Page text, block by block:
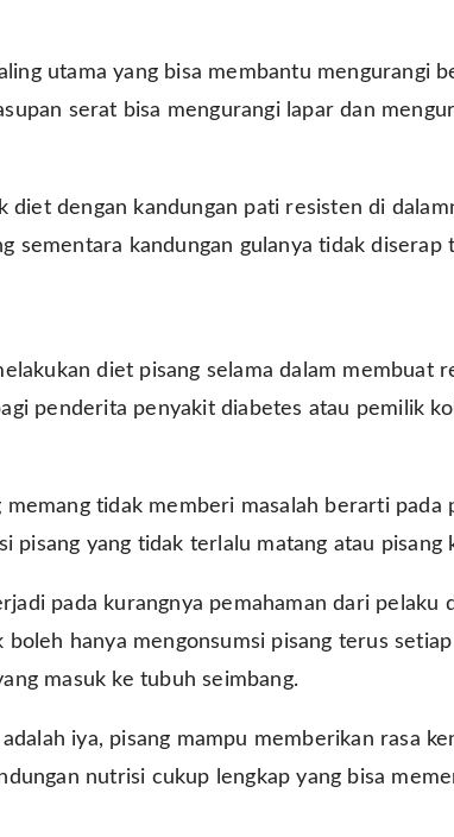
utama yang bisa membantu mengurangi
serat bisa mengurangi lapar dan
diet dengan kandungan pati resisten di
sementara kandungan gulanya tidak diserap
diet pisang selama dalam membuat
penderita penyakit diabetes atau pemilik
tidak memberi masalah berarti pada
pisang yang tidak terlalu matang atau pisang
pada kurangnya pemahaman dari pelaku
hanya mengonsumsi pisang terus
masuk ke tubuh seimbang.
iya, pisang mampu memberikan rasa
nutrisi cukup lengkap yang bisa